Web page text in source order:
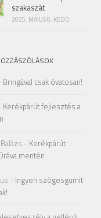
szakaszát
2025. MÁJUS 6. KEDD
Bringával csak óvatosan!
Kerékpárút fejlesztés a
- Kerékpárút
mentén
- Ingyen szögesgumit